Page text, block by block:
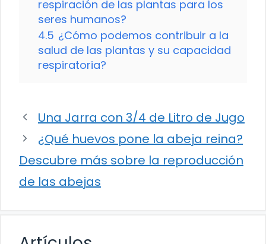
respiración de las plantas para los
seres humanos?
4.5 ¿Cómo podemos contribuir a la
salud de las plantas y su capacidad
respiratoria?
Una Jarra con 3/4 de Litro de Jugo
¿Qué huevos pone la abeja reina?
Descubre más sobre la reproducción
de las abejas